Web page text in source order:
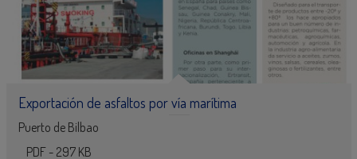
Exportación de asfaltos por vía marítima
Puerto de Bilbao
PDF - 297 KB